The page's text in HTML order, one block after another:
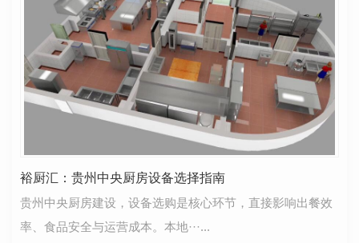
裕厨汇：贵州中央厨房设备选择指南
贵州中央厨房建设，设备选购是核心环节，直接影响出餐效
率、食品安全与运营成本。本地···...